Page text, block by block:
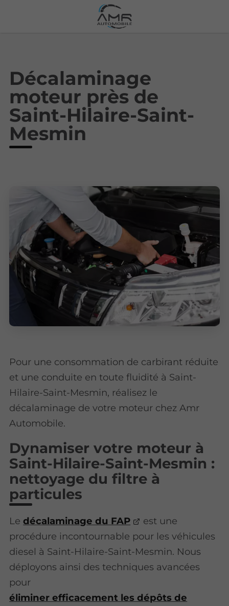
Décalaminage
moteur près de
Saint-Hilaire-Saint-
Mesmin
Pour une consommation de carbirant réduite
et une conduite en toute fluidité à Saint-
Hilaire-Saint-Mesmin, réalisez le
décalaminage de votre moteur chez Amr
Automobile.
Dynamiser votre moteur à
Saint-Hilaire-Saint-Mesmin :
nettoyage du filtre à
particules
Ledécalaminage du FAP
est une
procédure incontournable pour les véhicules
diesel à Saint-Hilaire-Saint-Mesmin. Nous
déployons ainsi des techniques avancées
pour
éliminer efficacement les dépôts de